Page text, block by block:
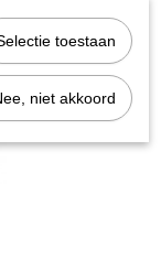
toestaan
niet akkoord